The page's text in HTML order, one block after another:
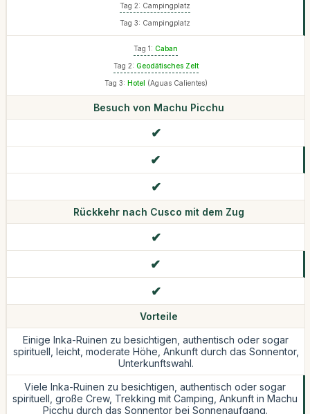
Tag 2: Campingplatz
Tag 3: Campingplatz
Tag 1: Caban
Tag 2: Geodätisches Zelt
Tag 3: Hotel (Aguas Calientes)
Besuch von Machu Picchu
Rückkehr nach Cusco mit dem Zug
Vorteile
Einige Inka-Ruinen zu besichtigen, authentisch oder sogar
spirituell, leicht, moderate Höhe, Ankunft durch das Sonnentor,
Unterkunftswahl.
Viele Inka-Ruinen zu besichtigen, authentisch oder sogar
spirituell, große Crew, Trekking mit Camping, Ankunft in Machu
Picchu durch das Sonnentor bei Sonnenaufgang.